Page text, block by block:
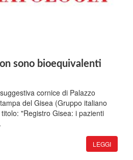
sono bioequivalenti
cornice di Palazzo
del Gisea (Gruppo italiano
"Registro Gisea: i pazienti
LEGGI